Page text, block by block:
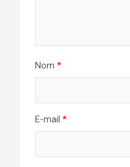
Nom *
E-mail *